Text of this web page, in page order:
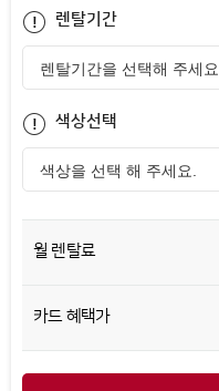
렌탈기간
색상선택
월 렌탈료
카드 혜택가